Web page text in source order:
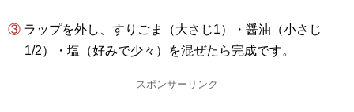
③ ラップを外し、すりごま（大さじ1）・醤油（小さじ
1/2）・塩（好みで少々）を混ぜたら完成です。
スポンサーリンク